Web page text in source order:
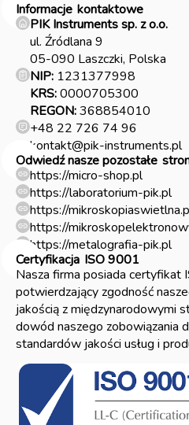
Informacje kontaktowe
PIK Instruments sp. z o.o.
ul. Źródlana 9
05-090 Laszczki, Polska
NIP: 1231377998
KRS:0000705300
REGON:368854010
+48 22 726 74 96
kontakt@pik-instruments.pl
Odwiedź nasze pozostałe
https://micro-shop.pl
https://laboratorium-pik.pl
https://
https://
https://metalografia-pik.pl
Certyfikacja ISO 9001
Nasza firma posiada
potwierdzający zgodność
jakością z międzynarodowymi
dowód naszego zobowiązania
standardów jakości usług i